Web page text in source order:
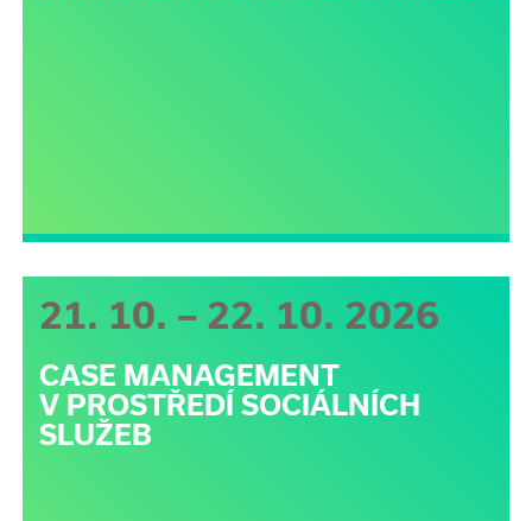
21. 10. – 22. 10. 2026
CASE MANAGEMENT
V PROSTŘEDÍ SOCIÁLNÍCH
SLUŽEB